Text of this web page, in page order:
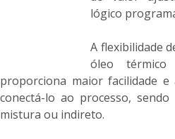
lógico
A flexibilidade
óleo térmico
proporciona maior facilidade
conectá-lo ao processo,
mistura ou indireto.